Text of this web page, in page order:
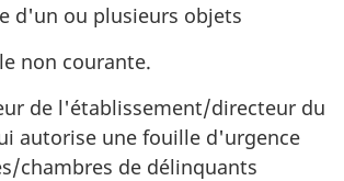
d'un ou plusieurs objets
non courante.
de l'établissement/directeur du
autorise une fouille d'urgence
chambres de délinquants